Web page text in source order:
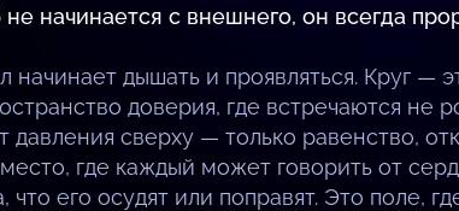
начинается с внешнего, он всегда
начинает дышать и проявляться. Круг —
доверия, где встречаются не
давления сверху — только равенство,
где каждый может говорить от
его осудят или поправят. Это поле,